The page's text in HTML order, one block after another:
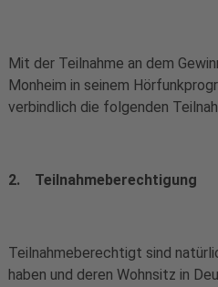
Mit der Teilnahme an dem
Monheim in seinem
verbindlich die folgenden
2. Teilnahmeberechtigung
Teilnahmeberechtigt sind
haben und deren Wohnsitz in